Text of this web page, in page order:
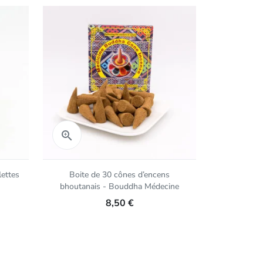
 Aperçu rapide
Boite de 30 cônes d’encens
bhoutanais - Bouddha Médecine
8,50 €